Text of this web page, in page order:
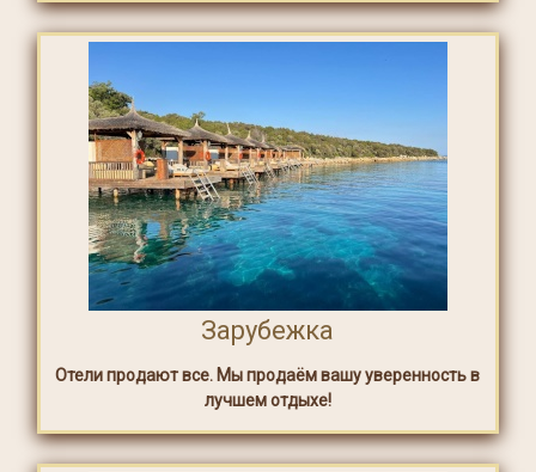
Зарубежка
Отели продают все. Мы продаём вашу уверенность в
лучшем отдыхе!